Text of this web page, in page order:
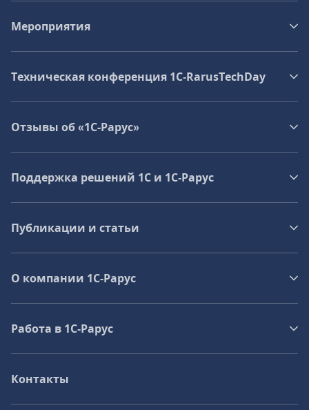
Мероприятия
Техническая конференция 1C‑RarusTechDay
Отзывы об «1С-Рарус»
Поддержка решений 1С и 1С‑Рарус
Публикации и статьи
О компании 1C-Рарус
Работа в 1С‑Рарус
Контакты